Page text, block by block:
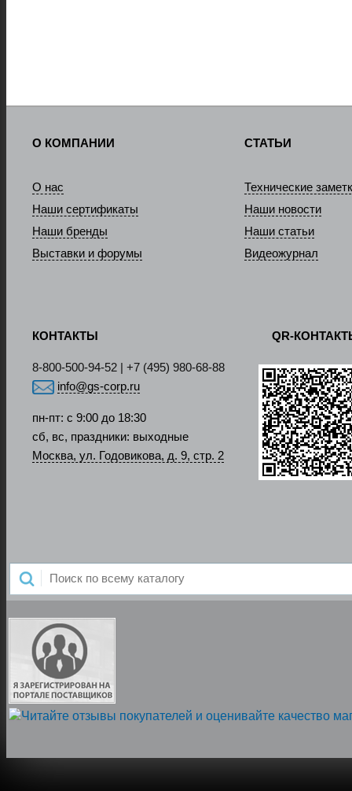
О КОМПАНИИ
О нас
Наши сертификаты
Наши бренды
Выставки и форумы
СТАТЬИ
Технические
Наши новости
Наши статьи
Видеожурнал
КОНТАКТЫ
8-800-500-94-52 | +7 (495) 980-68-88
info@gs-corp.ru
пн-пт: с 9:00 до 18:30
сб, вс, праздники: выходные
Москва, ул. Годовикова, д. 9, стр. 2
QR-